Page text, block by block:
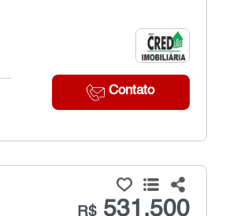
Contato
R$531.500